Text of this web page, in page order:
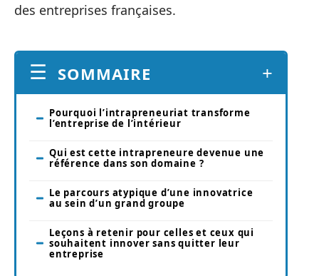
des entreprises françaises.
SOMMAIRE
Pourquoi l’intrapreneuriat transforme
l’entreprise de l’intérieur
Qui est cette intrapreneure devenue une
référence dans son domaine ?
Le parcours atypique d’une innovatrice
au sein d’un grand groupe
Leçons à retenir pour celles et ceux qui
souhaitent innover sans quitter leur
entreprise